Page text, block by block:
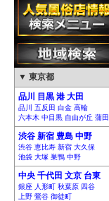
▼ 東京都
品川 目黒 港 大田
品川 五反田 白金 高輪
六本木 中目黒 自由が丘 蒲田
渋谷 新宿 豊島 中野
渋谷 恵比寿 新宿 大久保
池袋 大塚 巣鴨 中野
中央 千代田 文京 台東
銀座 人形町 秋葉原 四谷
上野 鶯谷 御徒町